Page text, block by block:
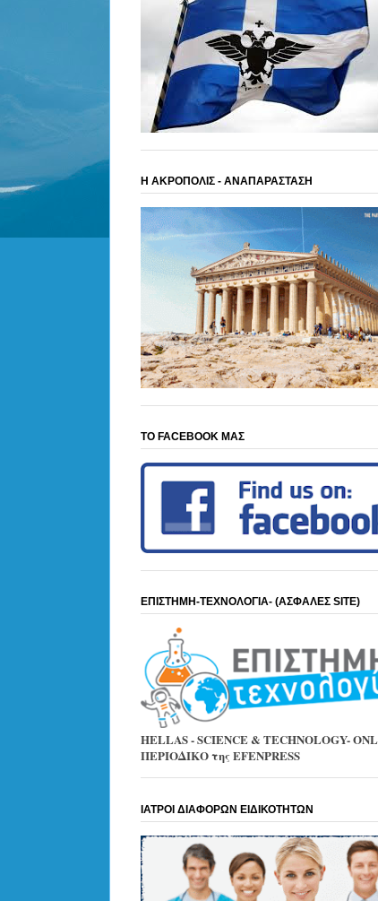
Η ΑΚΡΟΠΟΛΙΣ - ΑΝΑΠΑΡΑΣΤΑΣΗ
ΤΟ FACEBOOK ΜΑΣ
ΕΠΙΣΤΗΜΗ-ΤΕΧΝΟΛΟΓΙΑ- (ΑΣΦΑΛΕΣ SITE)
HELLAS - SCIENCE & TECHNOLOGY-
ΠΕΡΙΟΔΙΚΟ της EFENPRESS
ΙΑΤΡΟΙ ΔΙΑΦΟΡΩΝ ΕΙΔΙΚΟΤΗΤΩΝ